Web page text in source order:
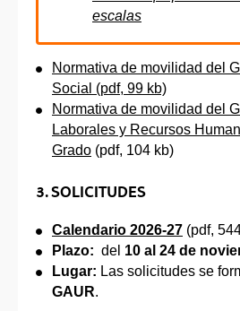
escalas
Normativa de movilidad del
Social (pdf, 99 kb)
Normativa de movilidad del
Laborales y Recursos
Grado (pdf, 104 kb)
3. SOLICITUDES
Calendario 2026-27 (pdf,
Plazo: del 10 al 24 de
Lugar: Las solicitudes se
GAUR.